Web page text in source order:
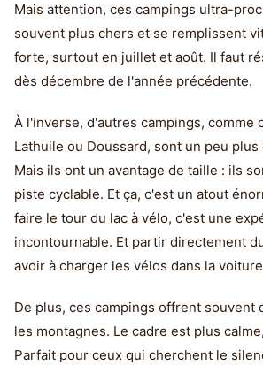
Mais attention, ces campings ultra-
souvent plus chers et se remplissent
forte, surtout en juillet et août. Il faut
dès décembre de l'année précédente.
À l'inverse, d'autres campings, comme
Lathuile ou Doussard, sont un peu
Mais ils ont un avantage de taille : ils
piste cyclable. Et ça, c'est un atout
faire le tour du lac à vélo, c'est une
incontournable. Et partir directement
avoir à charger les vélos dans la
De plus, ces campings offrent souvent
les montagnes. Le cadre est plus
Parfait pour ceux qui cherchent le